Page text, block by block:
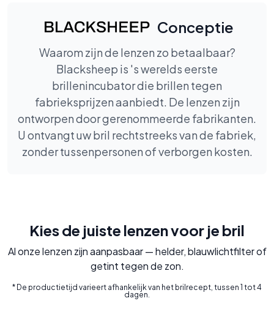
Conceptie
Waarom zijn de lenzen zo betaalbaar?
Blacksheep is 's werelds eerste
brillenincubator die brillen tegen
fabrieksprijzen aanbiedt. De lenzen zijn
ontworpen door gerenommeerde fabrikanten.
U ontvangt uw bril rechtstreeks van de fabriek,
zonder tussenpersonen of verborgen kosten.
Kies de juiste lenzen voor je bril
Al onze lenzen zijn aanpasbaar — helder, blauwlichtfilter of
getint tegen de zon.
* De productietijd varieert afhankelijk van het brilrecept, tussen 1 tot 4
dagen.